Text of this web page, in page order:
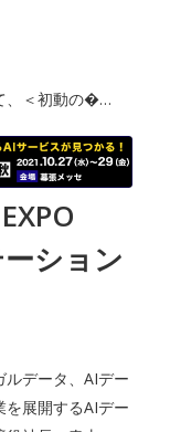
、＜初動の�…
ション
データ、AIデー
を展開するAIデー